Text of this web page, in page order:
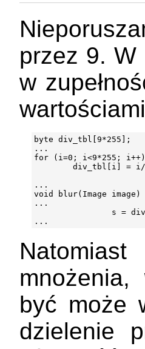
przez 9.
w
byte div_tbl[9*255];
...
for (i=0; i<9*255; i++)
div_tbl[i] =
...
void blur(Image image)
...
s =
być może
dzielenie